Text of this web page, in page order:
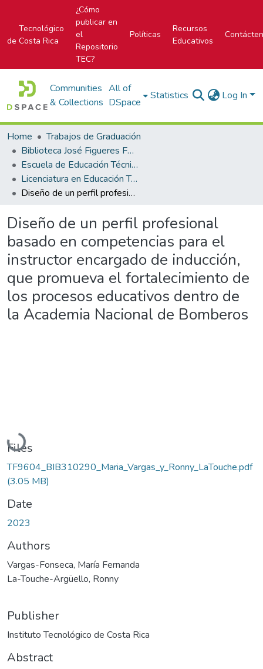
Tecnológico
de Costa Rica
¿Cómo
publicar en
el
Repositorio
TEC?
Políticas
Recursos
Educativos
Communities
& Collections
All of
DSpace
Statistics Log In
Home
Trabajos de Graduación
Biblioteca José Figueres Ferrer
Escuela de Educación Técnica
Licenciatura en Educación Técnica
Diseño de un perfil profesional basado en competencias para el instructor encargado de inducción, que promueva el fortalecimiento de los procesos educativos dentro de la Academia Nacional de Bomberos
Diseño de un perfil profesional
basado en competencias para el
instructor encargado de inducción,
que promueva el fortalecimiento de
los procesos educativos dentro de
la Academia Nacional de Bomberos
Loading...
Files
TF9604_BIB310290_Maria_Vargas_y_Ronny_LaTouche.pdf
(3.05 MB)
Date
2023
Authors
Vargas-Fonseca, María Fernanda
La-Touche-Argüello, Ronny
Publisher
Instituto Tecnológico de Costa Rica
Abstract